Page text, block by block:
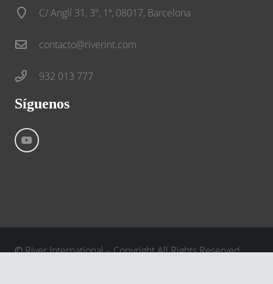
C/ Anglí 31, 3º, 1ª, 08017, Barcelona
contacto@riverint.com
932 013 777
Síguenos
©River International – Copyright All Rights Reserved